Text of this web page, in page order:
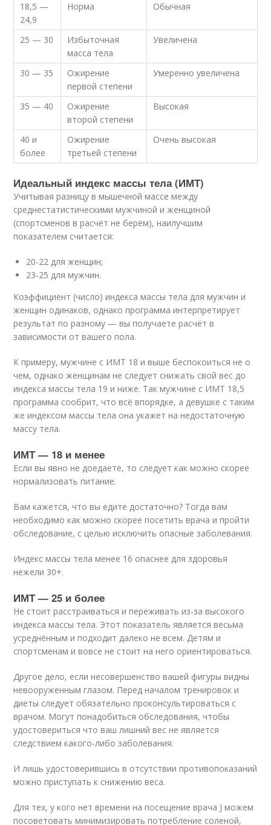
18,5 —
24,9
Норма Обычная
25 — 30
Избыточная
масса тела
Увеличена
30 — 35
Ожирение
первой степени
Умеренно увеличена
35 — 40
Ожирение
второй степени
Высокая
40 и
более
Ожирение
третьей степени
Очень высокая
Идеальный индекс массы тела (ИМТ)
Учитывая разницу в мышечной массе между
среднестатистическими мужчиной и женщиной
(спортсменов в расчёт не берём), наилучшим
показателем считается:
20-22 для женщин;
23-25 для мужчин.
Коэффициент (число) индекса массы тела для мужчин и
женщин одинаков, однако программа интерпретирует
результат по разному — вы получаете расчёт в
зависимости от вашего пола.
К примеру, мужчине с ИМТ 18 и выше беспокоиться не о
чем, однако женщинам не следует снижать свой вес до
индекса массы тела 19 и ниже. Так мужчине с ИМТ 18,5
программа сообрит, что всё впорядке, а девушке с таким
же индексом массы тела она укажет на недостаточную
массу тела.
ИМТ — 18 и менее
Если вы явно не доедаете, то следует как можно скорее
нормализовать питание.
Вам кажется, что вы едите достаточно? Тогда вам
необходимо как можно скорее посетить врача и пройти
обследование, с целью исключить опасные заболевания.
Индекс массы тела менее 16 опаснее для здоровья
нежели 30+.
ИМТ — 25 и более
Не стоит расстраиваться и переживать из-за высокого
индекса массы тела. Этот показатель является весьма
усреднённым и подходит далеко не всем. Детям и
спортсменам и вовсе не стоит на него ориентироваться.
Другое дело, если несовершенство вашей фигуры видны
невооруженным глазом. Перед началом тренировок и
диеты следует обязательно проконсультироваться с
врачом. Могут понадобиться обследования, чтобы
удостовериться что ваш лишний вес не является
следствием какого-либо заболевания.
И лишь удостоверившись в отсутствии противопоказаний
можно приступать к снижению веса.
Для тех, у кого нет времени на посещение врача J можем
посоветовать минимизировать потребление соленой,